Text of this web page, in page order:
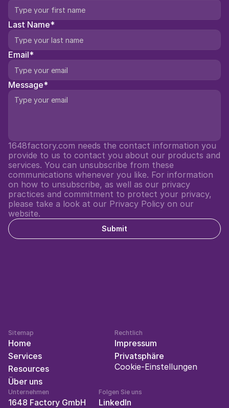
Last Name*
Email*
Message*
1648factory.com needs the contact information you
provide to us to contact you about our products and
services. You can unsubscribe from these
communications whenever you like. For information
on how to unsubscribe, as well as our privacy
practices and commitment to protect your privacy,
please take a look at our Privacy Policy on our
website.
Submit
Sitemap
Home
Services
Resources
Über uns
Rechtlich
Impressum
Privatsphäre
Cookie-Einstellungen
Folgen Sie uns
LinkedIn
Unternehmen
1648 Factory GmbH